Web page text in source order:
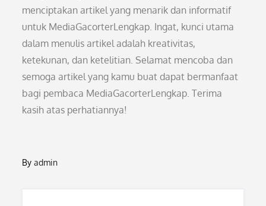
menciptakan artikel yang menarik dan informatif
untuk MediaGacorterLengkap. Ingat, kunci utama
dalam menulis artikel adalah kreativitas,
ketekunan, dan ketelitian. Selamat mencoba dan
semoga artikel yang kamu buat dapat bermanfaat
bagi pembaca MediaGacorterLengkap. Terima
kasih atas perhatiannya!
Byadmin